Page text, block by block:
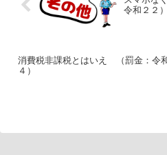
令和２２）
消費税非課税とはいえ （罰金：令
４）